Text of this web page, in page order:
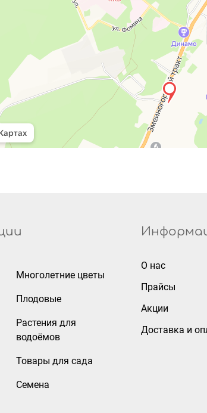
Многолетние цветы
Плодовые
Растения для
водоёмов
Товары для сада
Семена
О нас
Прайсы
Акции
Доставка и